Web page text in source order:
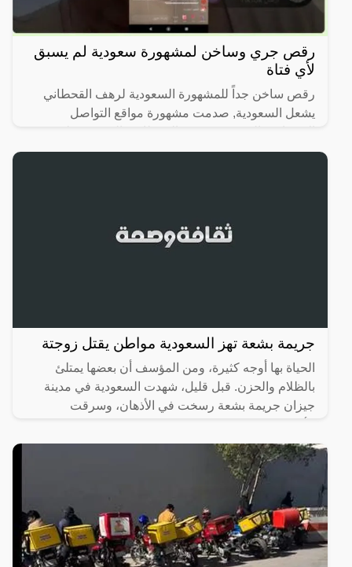
رقص جري وساخن لمشهورة سعودية لم يسبق
لأي فتاة
رقص ساخن جداً للمشهورة السعودية لرهف القحطاني
يشعل السعودية, صدمت مشهورة مواقع التواصل
رقصها والميكاج الذي
جريمة بشعة تهز السعودية مواطن يقتل زوجتة
الحياة بها أوجه كثيرة، ومن المؤسف أن بعضها يمتلئ
بالظلام والحزن. قبل قليل، شهدت السعودية في مدينة
جيزان جريمة بشعة رسخت في الأذهان، وسرقت